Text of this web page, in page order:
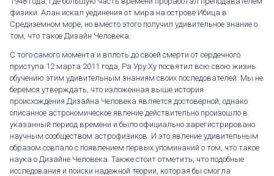
физики. Алан искал уединения от мира на острове Ибица в
Средиземном море, но вместо этого получил удивительное знание о
том, что такое Дизайн Человека.
С того самого момента и вплоть до своей смерти от сердечного
приступа 12 марта 2011 года, Ра Уру Ху посвятил всю свою жизнь
обучению этим удивительным знаниям своих последователей. Мы не
беремся утверждать, что изложенная выше история
происхождения Дизайна Человека является достоверной, однако
описанное астрономическое явление действительно произошло в
указанный период времени и было официально зарегистрировано
научным сообществом астрофизиков. И это явление удивительным
образом совпало с появлением первых упоминаний о том, что такое
наука о Дизайне Человека. Также стоит отметить, что подобные
исследования и поиски надежной теории, которая бы смогла